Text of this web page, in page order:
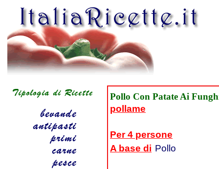
Pollo Con Patate Ai
pollame
Per 4 persone
A base di Pollo